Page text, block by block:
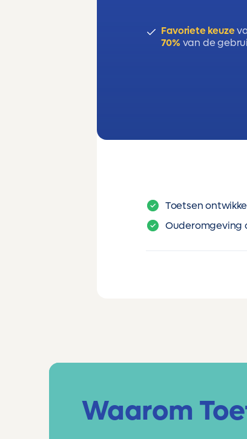
Favoriete keuze
70%van de
Toetsen
Ouderomgeving
Waarom